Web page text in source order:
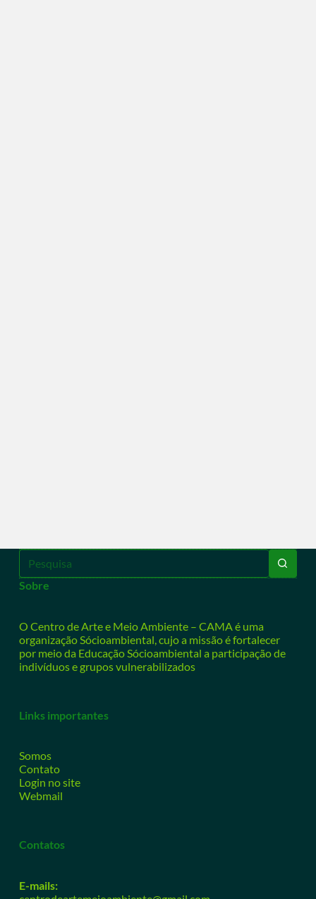
Sobre
O Centro de Arte e Meio Ambiente – CAMA é uma
organização Sócioambiental, cujo a missão é fortalecer
por meio da Educação Sócioambiental a participação de
indivíduos e grupos vulnerabilizados
Links importantes
Somos
Contato
Login no site
Webmail
Contatos
E-mails: